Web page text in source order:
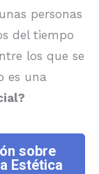
personas
del tiempo
los que se
es una
sobre
Estética